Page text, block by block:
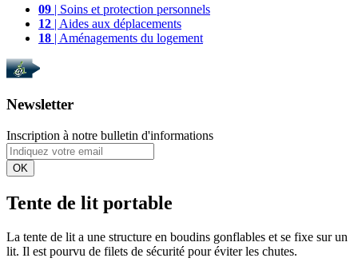
09 | Soins et protection personnels
12 | Aides aux déplacements
18 | Aménagements du logement
Newsletter
Inscription à notre bulletin d'informations
OK
Tente de lit portable
La tente de lit a une structure en boudins gonflables et se fixe sur un
lit. Il est pourvu de filets de sécurité pour éviter les chutes.